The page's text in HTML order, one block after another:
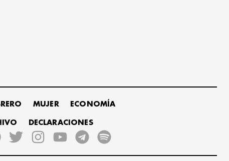
MUJER ECONOMÍA
DECLARACIONES